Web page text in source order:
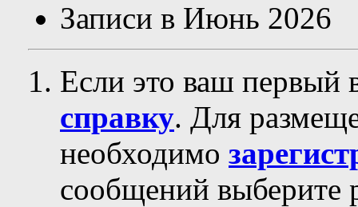
Записи в Июнь 2026
Если это ваш первый
справку. Для
необходимо
сообщений выберите